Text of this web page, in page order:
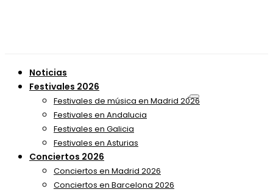
Noticias
Festivales 2026
Festivales de música en Madrid 2026
Festivales en Andalucia
Festivales en Galicia
Festivales en Asturias
Conciertos 2026
Conciertos en Madrid 2026
Conciertos en Barcelona 2026